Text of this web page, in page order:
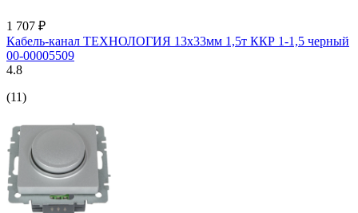
1 707 ₽
Кабель-канал ТЕХНОЛОГИЯ 13x33мм 1,5т ККР 1-1,5 черный
00-00005509
4.8
(11)